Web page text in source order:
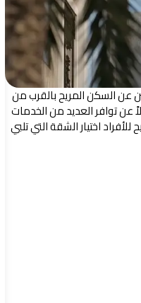
عن السكن المريح بالقرب من
توافر العديد من الخدمات
اختيار الشقة التي تلبي